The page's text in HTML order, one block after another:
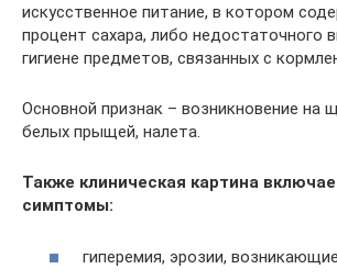
искусственное питание, в котором
процент сахара, либо недостаточного
гигиене предметов, связанных с
Основной признак – возникновение на
белых прыщей, налета.
Также клиническая картина
симптомы:
гиперемия, эрозии,